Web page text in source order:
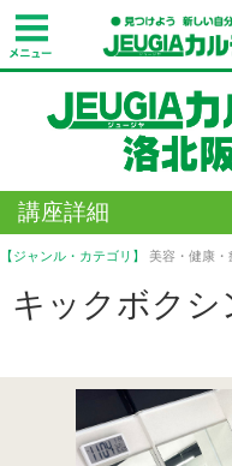
講座詳細
【ジャンル・カテゴリ】 美容・健康・
キックボクシ